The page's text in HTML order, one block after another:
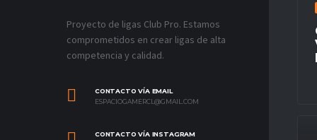
Proyecto de ligas Club Pro. Estamos
comprometidos en crear ligas de alta
competencia y calidad.
CONTACTO VÍA EMAIL
ESPACIOGAMERCL@GMAIL.COM
CONTACTO VÍA INSTAGRAM